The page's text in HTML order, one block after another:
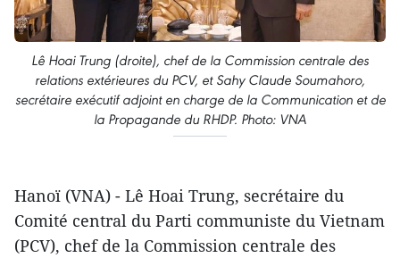
Lê Hoai Trung (droite), chef de la Commission centrale des
relations extérieures du PCV, et Sahy Claude Soumahoro,
secrétaire exécutif adjoint en charge de la Communication et de
la Propagande du RHDP. Photo: VNA
​Hanoï (VNA) - Lê Hoai Trung, secrétaire du
Comité central du Parti communiste du Vietnam
(PCV), chef de la Commission centrale des